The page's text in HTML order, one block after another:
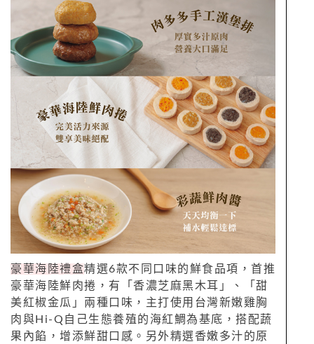
豪華海陸禮盒精選6款不同口味的鮮食品項，首推
豪華海陸鮮肉捲，有「香濃芝麻黑木耳」、「甜
美紅椒金瓜」兩種口味，主打使用台灣新嫩雞胸
肉與Hi-Q自己生態養殖的海紅鯛為基底，搭配蔬
果內餡，增添鮮甜口感。另外精選香嫩多汁的原